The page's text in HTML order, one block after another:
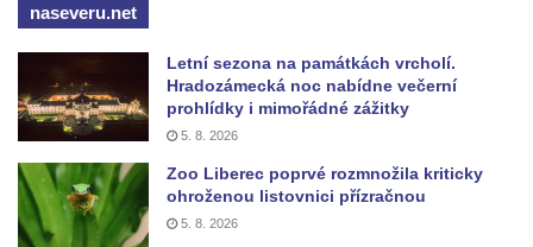
naseveru.net
Letní sezona na památkách vrcholí.
Hradozámecká noc nabídne večerní
prohlídky i mimořádné zážitky
5. 8. 2026
Zoo Liberec poprvé rozmnožila kriticky
ohroženou listovnici přízračnou
5. 8. 2026